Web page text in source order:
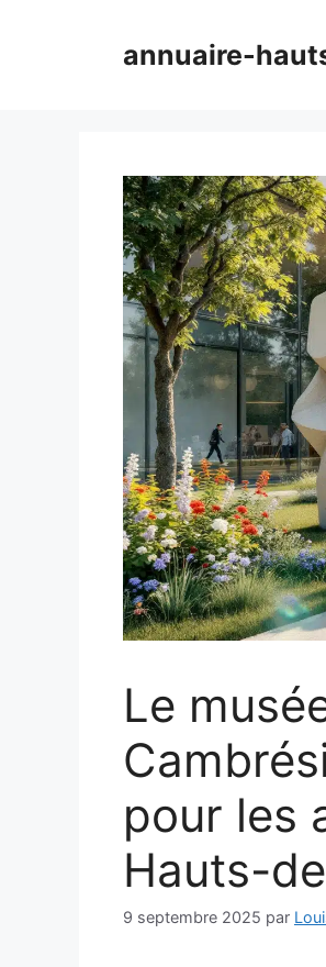
annuaire-
Le
pour les
Hauts-
9 septembre 2025 par